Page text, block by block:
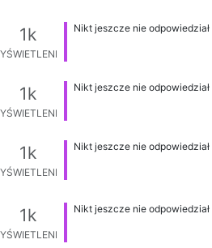
1k Nikt jeszcze nie odpowiedział
1k Nikt jeszcze nie odpowiedział
1k Nikt jeszcze nie odpowiedział
1k Nikt jeszcze nie odpowiedział